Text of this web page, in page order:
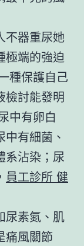
不器重尿她
極端的強迫
種保護自己
檢討能發明
中有卵白
有細菌、
系沾染；尿
員工診所 健
尿素氮、肌
痛風關節